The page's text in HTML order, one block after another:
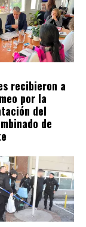
recibieron a
por la
del
de